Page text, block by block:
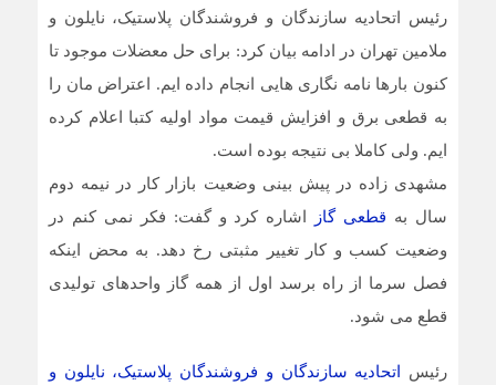
رئیس اتحادیه سازندگان و فروشندگان پلاستیک، نایلون و
ملامین تهران در ادامه بیان کرد: برای حل معضلات موجود تا
کنون بارها نامه نگاری هایی انجام داده ایم. اعتراض مان را
به قطعی برق و افزایش قیمت مواد اولیه کتبا اعلام کرده
ایم. ولی کاملا بی نتیجه بوده است.
مشهدی زاده در پیش بینی وضعیت بازار کار در نیمه دوم
سال به قطعی گاز
اشاره کرد و گفت: فکر نمی کنم در
وضعیت کسب و کار تغییر مثبتی رخ دهد. به محض اینکه
فصل سرما از راه برسد اول از همه گاز واحدهای تولیدی
قطع می شود.
رئیس اتحادیه سازندگان و فروشندگان پلاستیک، نایلون و